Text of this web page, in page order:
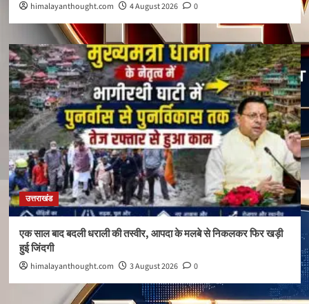
himalayanthought.com 4 August 2026 0
उत्तराखंड
एक साल बाद बदली धराली की तस्वीर, आपदा के मलबे से निकलकर फिर खड़ी
हुई जिंदगी
himalayanthought.com 3 August 2026 0